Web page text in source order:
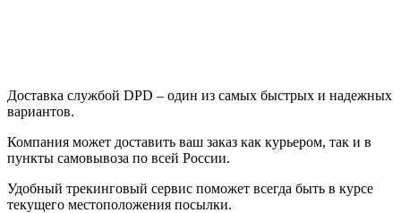
Доставка службой DPD – один из самых быстрых и надежных
вариантов.
Компания может доставить ваш заказ как курьером, так и в
пункты самовывоза по всей России.
Удобный трекинговый сервис поможет всегда быть в курсе
текущего местоположения посылки.